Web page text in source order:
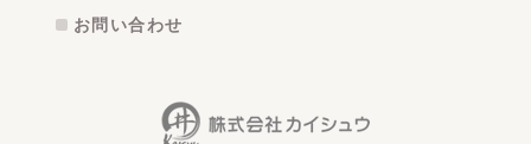
お問い合わせ